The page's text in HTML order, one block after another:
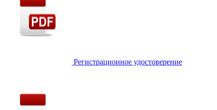
Регистрационное удостоверение